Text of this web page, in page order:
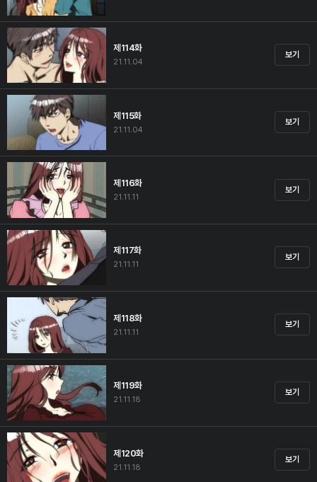
제114화
21.11.04
보기
제115화
21.11.04
보기
제116화
21.11.11
보기
제117화
21.11.11
보기
제118화
21.11.11
보기
제119화
21.11.18
보기
제120화
21.11.18
보기